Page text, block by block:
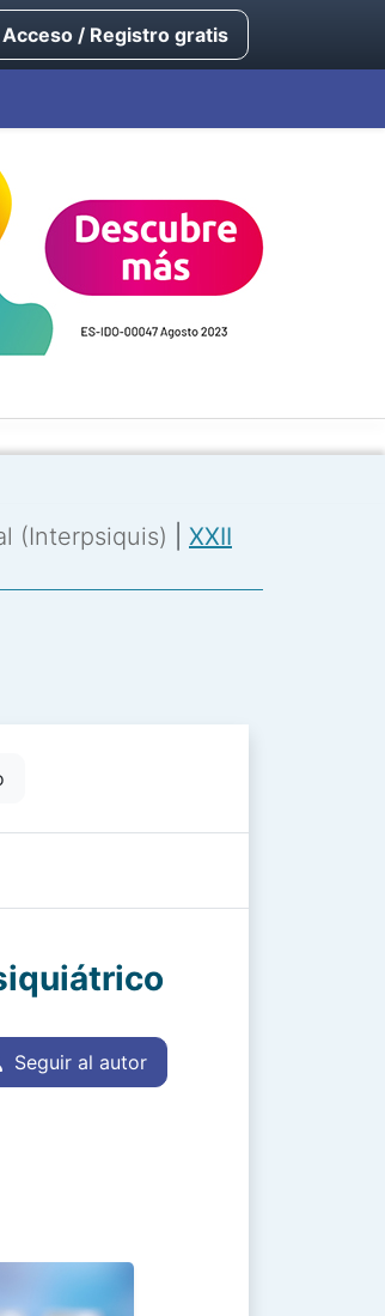
Acceso / Registro gratis
(Interpsiquis)
XXII
Seguir al autor